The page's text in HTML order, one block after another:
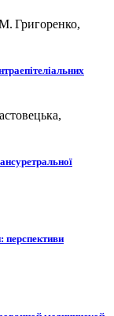
Григоренко,
перспективи